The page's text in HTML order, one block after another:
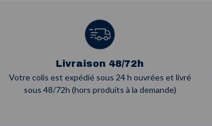
Livraison 48/72h
Votre colis est expédié sous 24 h ouvrées et livré
sous 48/72h (hors produits à la demande)